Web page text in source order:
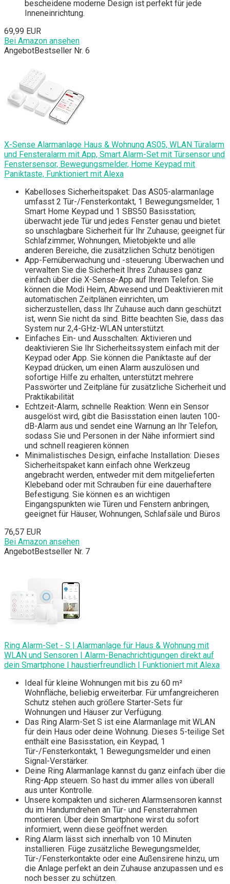
bescheidene moderne Design ist perfekt für jede
Inneneinrichtung.
69,99 EUR
Bei Amazon ansehen
AngebotBestseller Nr. 6
X-Sense Alarmanlage Haus & Wohnung AS05, WLAN Türalarm
und Fensteralarm mit App, Smart Alarm-Set mit Türsensor und
Fenstersensor, Bewegungsmelder, Home Keypad mit
Paniktaste, Funktioniert mit Alexa
Kabelloses Sicherheitspaket: Das AS05-alarmanlage
umfasst 2 Tür-/Fensterkontakt, 1 Bewegungsmelder, 1
Smart Home Keypad und 1 SBS50 Basisstation;
überwacht jede Tür und jedes Fenster genau und bietet
so unschlagbare Sicherheit für Ihr Zuhause; geeignet für
Schlafzimmer, Wohnungen, Mietobjekte und alle
anderen Bereiche, die zusätzlichen Schutz benötigen
App-Fernüberwachung und -steuerung: Überwachen und
verwalten Sie die Sicherheit Ihres Zuhauses ganz
einfach über die X-Sense-App auf Ihrem Telefon. Sie
können die Modi Heim, Abwesend und Deaktivieren mit
automatischen Zeitplänen einrichten, um
sicherzustellen, dass Ihr Zuhause auch dann geschützt
ist, wenn Sie nicht da sind. Bitte beachten Sie, dass das
System nur 2,4-GHz-WLAN unterstützt.
Einfaches Ein- und Ausschalten: Aktivieren und
deaktivieren Sie Ihr Sicherheitssystem einfach mit der
Keypad oder App. Sie können die Paniktaste auf der
Keypad drücken, um einen Alarm auszulösen und
sofortige Hilfe zu erhalten, unterstützt mehrere
Passwörter und Zeitpläne für zusätzliche Sicherheit und
Praktikabilität
Echtzeit-Alarm, schnelle Reaktion: Wenn ein Sensor
ausgelöst wird, gibt die Basisstation einen lauten 100-
dB-Alarm aus und sendet eine Warnung an Ihr Telefon,
sodass Sie und Personen in der Nähe informiert sind
und schnell reagieren können
Minimalistisches Design, einfache Installation: Dieses
Sicherheitspaket kann einfach ohne Werkzeug
angebracht werden, entweder mit dem mitgelieferten
Klebeband oder mit Schrauben für eine dauerhaftere
Befestigung. Sie können es an wichtigen
Eingangspunkten wie Türen und Fenstern anbringen,
geeignet für Häuser, Wohnungen, Schlafsäle und Büros
76,57 EUR
Bei Amazon ansehen
AngebotBestseller Nr. 7
Ring Alarm-Set - S | Alarmanlage für Haus & Wohnung mit
WLAN und Sensoren | Alarm-Benachrichtigungen direkt auf
dein Smartphone | haustierfreundlich | Funktioniert mit Alexa
Ideal für kleine Wohnungen mit bis zu 60 m²
Wohnfläche, beliebig erweiterbar. Für umfangreicheren
Schutz stehen auch größere Starter-Sets für
Wohnungen und Häuser zur Verfügung.
Das Ring Alarm-Set S ist eine Alarmanlage mit WLAN
für dein Haus oder deine Wohnung. Dieses 5-teilige Set
enthält eine Basisstation, ein Keypad, 1
Tür-/Fensterkontakt, 1 Bewegungsmelder und einen
Signal-Verstärker.
Deine Ring Alarmanlage kannst du ganz einfach über die
Ring-App steuern. So hast du immer alles von überall
aus unter Kontrolle.
Unsere kompakten und sicheren Alarmsensoren kannst
du im Handumdrehen an Tür- und Fensterrahmen
montieren. Über dein Smartphone wirst du sofort
informiert, wenn diese geöffnet werden.
Ring Alarm lässt sich innerhalb von 10 Minuten
installieren. Füge zusätzliche Bewegungsmelder,
Tür-/Fensterkontakte oder eine Außensirene hinzu, um
die Anlage perfekt an dein Zuhause anzupassen und es
noch besser zu schützen.